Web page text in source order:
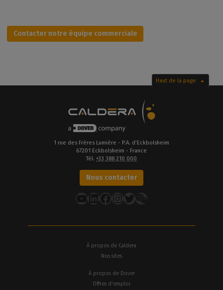
Contacter notre équipe commerciale
Haut de la page
1 rue des Frères Lumière - P.A. d’Eckbolsheim
67201 Eckbolsheim - France
Tél. +33 388 210 000
Nous contacter
YouTube
LinkedIn
Facebook
Instagram
Twitter
À propos de Caldera
Nos sites
À propos de Dover
Offres d'emploi